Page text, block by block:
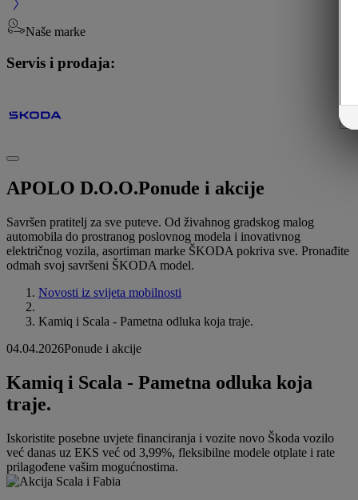
Naše marke
Servis i prodaja:
APOLO D.O.O.Ponude i akcije
Savršen pratitelj za sve puteve. Od živahnog gradskog malog
automobila do prostranog poslovnog modela i inovativnog
električnog vozila, asortiman marke ŠKODA pokriva sve. Pronađite
odmah svoj savršeni ŠKODA model.
Novosti iz svijeta mobilnosti
Kamiq i Scala - Pametna odluka koja traje.
04.04.2026Ponude i akcije
Kamiq i Scala - Pametna odluka koja
traje.
Iskoristite posebne uvjete financiranja i vozite novo Škoda vozilo
već danas uz EKS već od 3,99%, fleksibilne modele otplate i rate
prilagođene vašim mogućnostima.